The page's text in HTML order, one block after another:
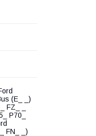
(E_ _)
FZ_ _
P70_
FN_ _)